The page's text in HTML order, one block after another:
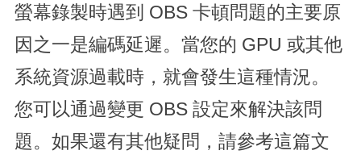
螢幕錄製時遇到 OBS 卡頓問題的主要原
因之一是編碼延遲。當您的 GPU 或其他
系統資源過載時，就會發生這種情況。
您可以通過變更 OBS 設定來解決該問
題。如果還有其他疑問，請參考這篇文